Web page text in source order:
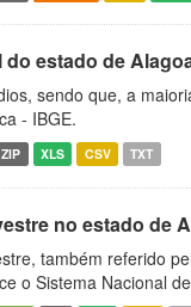
estado de
sendo que, a
- IBGE.
ZIP XLS CSV TXT
no estado de
também referido
o Sistema Nacional